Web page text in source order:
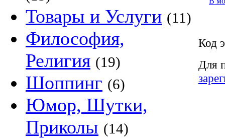
Товары и Услуги (11)
Философия,
Религия (19)
Шоппинг (6)
Юмор, Шутки,
Приколы (14)
Код
Для